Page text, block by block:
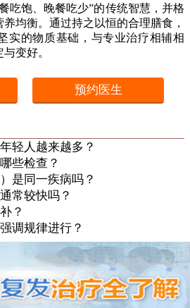
吃饱、晚餐吃少”的传统智慧，并格
均衡。通过持之以恒的合理膳食，
实的物质基础，与专业治疗相辅相
变好。
预约医生
轻人越来越多？
些检查？
是同一疾病吗？
常较快吗？
？
调规律进行？